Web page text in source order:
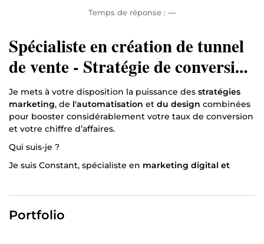
Temps de réponse : —
Spécialiste en création de tunnel
de vente - Stratégie de conversion
- Funnel Design
Je mets à votre disposition la puissance des stratégies
marketing, de l'automatisation et du design combinées
pour booster considérablement votre taux de conversion
et votre chiffre d’affaires.
Qui suis-je ?
Je suis Constant, spécialiste en marketing digital et
Mon objectif ?
Vous aider àvendre efficacement vos services ou
Portfolio